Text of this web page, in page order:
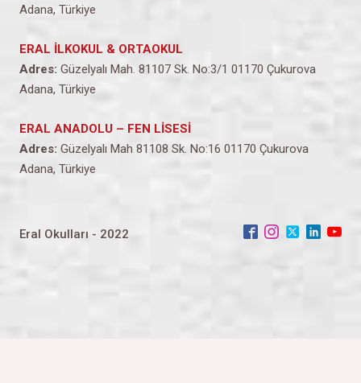
Adana, Türkiye
ERAL İLKOKUL & ORTAOKUL
Adres: Güzelyalı Mah. 81107 Sk. No:3/1 01170 Çukurova
Adana, Türkiye
ERAL ANADOLU – FEN LİSESİ
Adres: Güzelyalı Mah 81108 Sk. No:16 01170 Çukurova
Adana, Türkiye
Eral Okulları - 2022